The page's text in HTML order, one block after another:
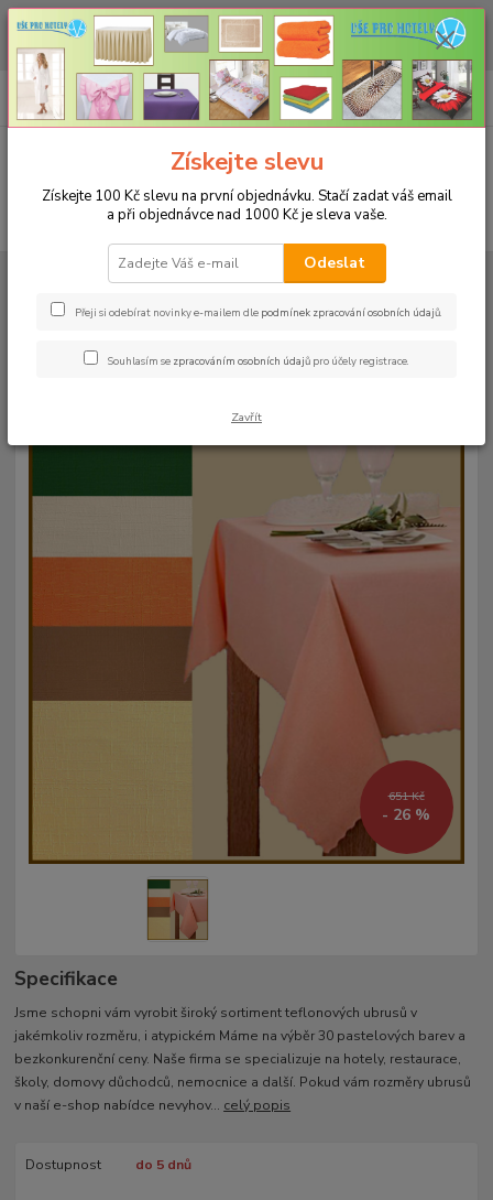
CHCETE NAKOUPIT VĚTŠÍ MNOŽSTVÍ NAŠICH PRODUKTŮ ZA LEPŠÍ
CENU? Klikněte ZDE
CZK
+420 773 794 023
Pondělí-pátek 9-16 hodin
0ks
za0 Kč
UBRUSY
Teflonové ubrusy jednobarevné s vodoodpudivou úpravou
Teflonový ubrus 120x220cm -
světlý losos 7
651 Kč
- 26 %
Specifikace
Jsme schopni vám vyrobit široký sortiment teflonových ubrusů v
jakémkoliv rozměru, i atypickém Máme na výběr 30 pastelových barev a
bezkonkurenční ceny. Naše firma se specializuje na hotely, restaurace,
školy, domovy důchodců, nemocnice a další. Pokud vám rozměry ubrusů
v naší e-shop nabídce nevyhov... celý popis
Dostupnost do 5 dnů
Získejte slevu
Získejte 100 Kč slevu na první objednávku. Stačí zadat váš email
a při objednávce nad 1000 Kč je sleva vaše.
Odeslat
Přeji si odebírat novinky e-mailem dle podmínek zpracování osobních údajů.
Souhlasím se zpracováním osobních údajů pro účely registrace.
Zavřít